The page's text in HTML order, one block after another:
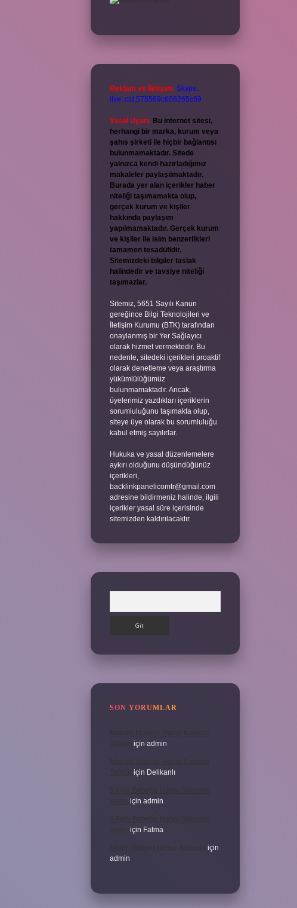
Reklam ve İletişim: Skype:
live:.cid.575569c608265c69
Yasal Uyarı: Bu internet sitesi,
herhangi bir marka, kurum veya
şahıs şirketi ile hiçbir bağlantısı
bulunmamaktadır. Sitede
yalnızca kendi hazırladığımız
makaleler paylaşılmaktadır.
Burada yer alan içerikler haber
niteliği taşımamakta olup,
gerçek kurum ve kişiler
hakkında paylaşım
yapılmamaktadır. Gerçek kurum
ve kişiler ile isim benzerlikleri
tamamen tesadüfidir.
Sitemizdeki bilgiler taslak
halindedir ve tavsiye niteliği
taşımazlar.
Sitemiz, 5651 Sayılı Kanun
gereğince Bilgi Teknolojileri ve
İletişim Kurumu (BTK) tarafından
onaylanmış bir Yer Sağlayıcı
olarak hizmet vermektedir. Bu
nedenle, sitedeki içerikleri proaktif
olarak denetleme veya araştırma
yükümlülüğümüz
bulunmamaktadır. Ancak,
üyelerimiz yazdıkları içeriklerin
sorumluluğunu taşımakta olup,
siteye üye olarak bu sorumluluğu
kabul etmiş sayılırlar.
Hukuka ve yasal düzenlemelere
aykırı olduğunu düşündüğünüz
içerikleri,
backlinkpanelicomtr@gmail.com
adresine bildirmeniz halinde, ilgili
içerikler yasal süre içerisinde
sitemizden kaldırılacaktır.
SON YORUMLAR
Mahalli Idareler Hangi Kanuna
Tabidir için admin
Mahalli Idareler Hangi Kanuna
Tabidir için Delikanlı
5 Aylık Bebeğe Hangi Sebzeler
Verilir için admin
5 Aylık Bebeğe Hangi Sebzeler
Verilir için Fatma
Motor Gelişim Ilkeleri Nelerdir için
admin